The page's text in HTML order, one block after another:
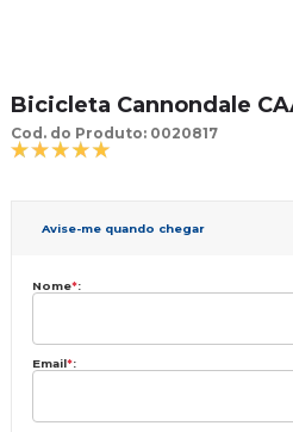
Bicicleta Cannondale
Cod. do Produto: 0020817
Avise-me quando chegar
Nome*:
Email*: